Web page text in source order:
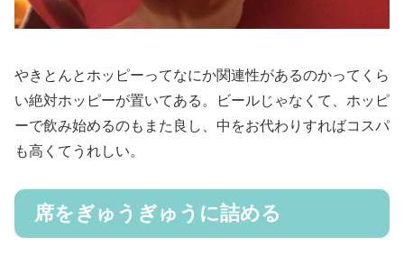
やきとんとホッピーってなにか関連性があるのかってくら
い絶対ホッピーが置いてある。ビールじゃなくて、ホッピ
ーで飲み始めるのもまた良し、中をお代わりすればコスパ
も高くてうれしい。
席をぎゅうぎゅうに詰める